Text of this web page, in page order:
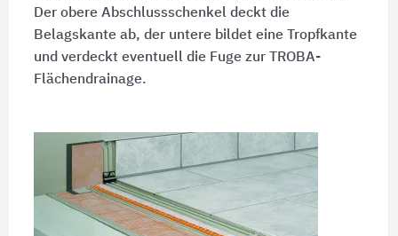
Der obere Abschlussschenkel deckt die
Belagskante ab, der untere bildet eine Tropfkante
und verdeckt eventuell die Fuge zur TROBA-
Flächendrainage.